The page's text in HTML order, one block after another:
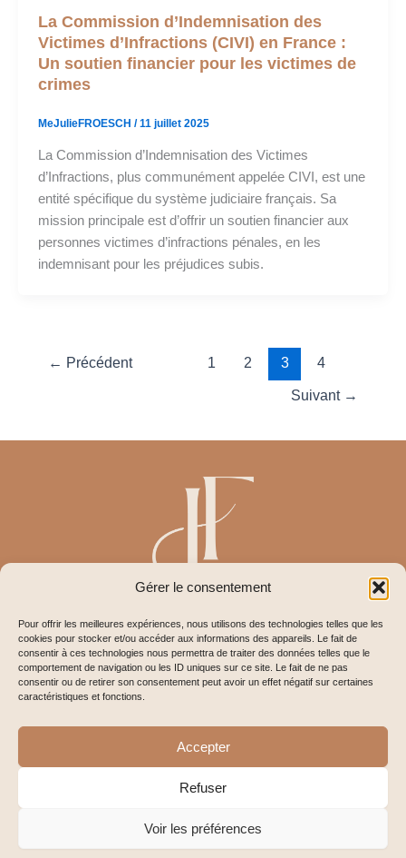
Gérer le consentement
Pour offrir les meilleures expériences, nous utilisons des technologies telles que les
cookies pour stocker et/ou accéder aux informations des appareils. Le fait de
consentir à ces technologies nous permettra de traiter des données telles que le
comportement de navigation ou les ID uniques sur ce site. Le fait de ne pas
consentir ou de retirer son consentement peut avoir un effet négatif sur certaines
caractéristiques et fonctions.
Accepter
Refuser
Voir les préférences
La Commission d’Indemnisation des
Victimes d’Infractions (CIVI) en France :
Un soutien financier pour les victimes de
crimes
MeJulieFROESCH /11 juillet 2025
La Commission d’Indemnisation des Victimes
d’Infractions, plus communément appelée CIVI, est une
entité spécifique du système judiciaire français. Sa
mission principale est d’offrir un soutien financier aux
personnes victimes d’infractions pénales, en les
indemnisant pour les préjudices subis.
← Précédent 1 2 3 4
Suivant →
RDV en ligne
Copyright© 2025 Julie FROESCH
POLITIQUE DE CONFIDENTIALITÉ